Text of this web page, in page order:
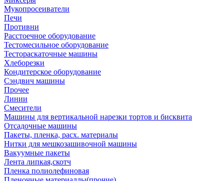
Мукопросеиватели
Печи
Противни
Расстоечное оборудование
Тестомесильное оборудование
Тестораскаточные машины
Хлеборезки
Кондитерское оборудование
Сэндвич машины
Прочее
Линии
Смесители
Машины для вертикальной нарезки тортов и бисквита
Отсадочные машины
Пакеты, пленка, расх. материалы
Нитки для мешкозашивочной машины
Вакуумные пакеты
Лента липкая,скотч
Пленка полиолефиновая